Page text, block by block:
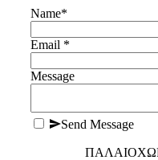
Name*
Email *
Message
Send Message